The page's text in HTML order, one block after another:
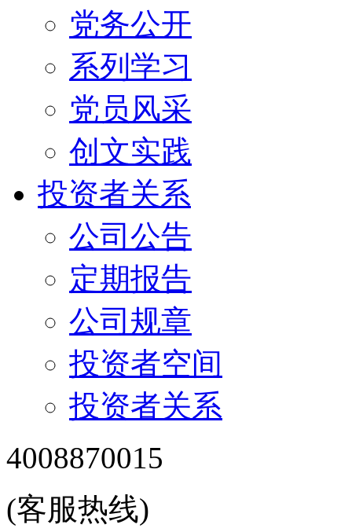
党务公开
系列学习
党员风采
创文实践
投资者关系
公司公告
定期报告
公司规章
投资者空间
投资者关系
4008870015
(客服热线)